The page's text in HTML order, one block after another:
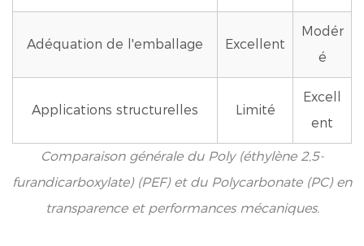
Comparaison générale du Poly (éthylène 2,5-
furandicarboxylate) (PEF) et du Polycarbonate (PC) en
transparence et performances mécaniques.
Adéquation de l'emballage Excellent
Modér
é
Applications structurelles Limité
Excell
ent